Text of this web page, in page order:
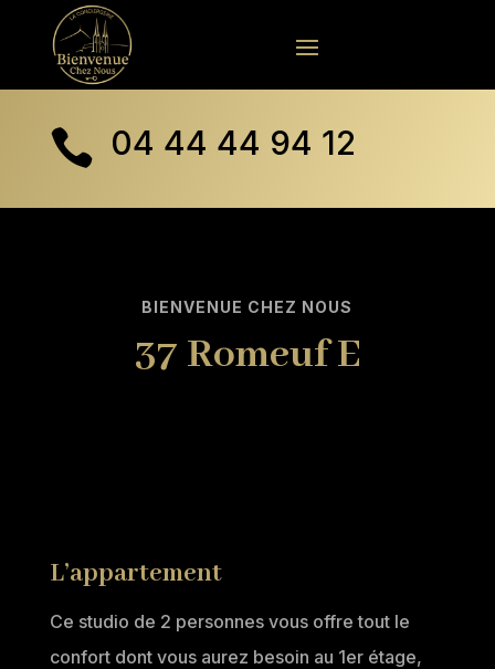
 04 44 44 94 12
BIENVENUE CHEZ NOUS
37 Romeuf E
L’appartement
Ce studio de 2 personnes vous offre tout le
confort dont vous aurez besoin au 1er étage,